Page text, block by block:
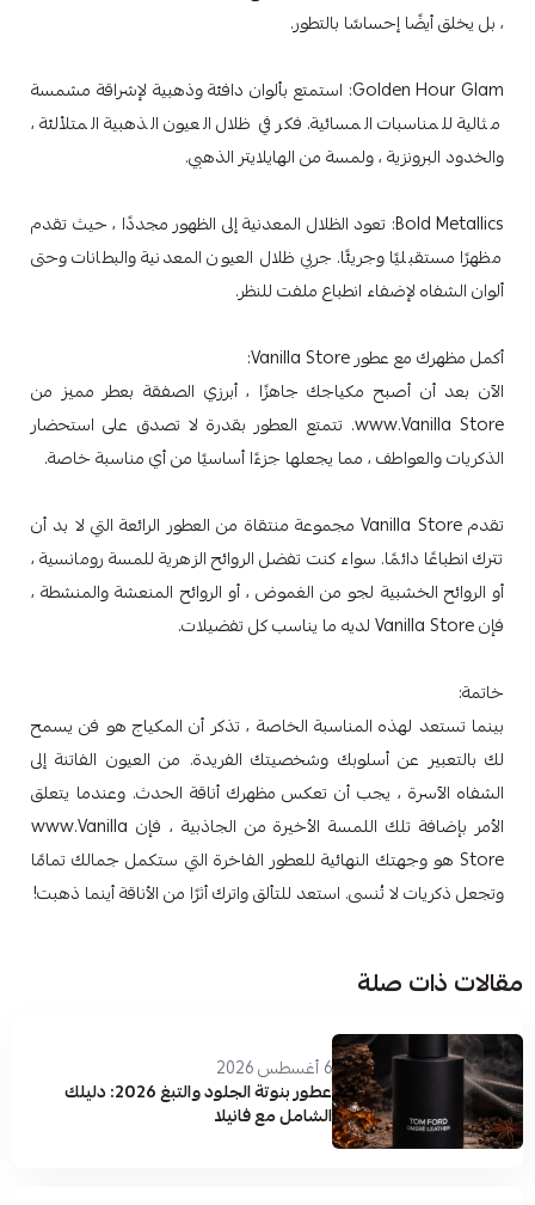
، بل يخلق أيضًا إحساسًا بالتطور.
Golden Hour Glam: استمتع بألوان دافئة وذهبية لإشراقة مشمسة
مثالية للمناسبات المسائية. فكر في ظلال العيون الذهبية المتلألئة ،
والخدود البرونزية ، ولمسة من الهايلايتر الذهبي.
Bold Metallics: تعود الظلال المعدنية إلى الظهور مجددًا ، حيث تقدم
مظهرًا مستقبليًا وجريئًا. جربي ظلال العيون المعدنية والبطانات وحتى
ألوان الشفاه لإضفاء انطباع ملفت للنظر.
أكمل مظهرك مع عطور Vanilla Store:
الآن بعد أن أصبح مكياجك جاهزًا ، أبرزي الصفقة بعطر مميز من
www.Vanilla Store. تتمتع العطور بقدرة لا تصدق على استحضار
الذكريات والعواطف ، مما يجعلها جزءًا أساسيًا من أي مناسبة خاصة.
تقدم Vanilla Store مجموعة منتقاة من العطور الرائعة التي لا بد أن
تترك انطباعًا دائمًا. سواء كنت تفضل الروائح الزهرية للمسة رومانسية ،
أو الروائح الخشبية لجو من الغموض ، أو الروائح المنعشة والمنشطة ،
فإن Vanilla Store لديه ما يناسب كل تفضيلات.
خاتمة:
بينما تستعد لهذه المناسبة الخاصة ، تذكر أن المكياج هو فن يسمح
لك بالتعبير عن أسلوبك وشخصيتك الفريدة. من العيون الفاتنة إلى
الشفاه الآسرة ، يجب أن تعكس مظهرك أناقة الحدث. وعندما يتعلق
الأمر بإضافة تلك اللمسة الأخيرة من الجاذبية ، فإن www.Vanilla
Store هو وجهتك النهائية للعطور الفاخرة التي ستكمل جمالك تمامًا
وتجعل ذكريات لا تُنسى. استعد للتألق واترك أثرًا من الأناقة أينما ذهبت!
مقالات ذات صلة
6 أغسطس 2026
عطور بنوتة الجلود والتبغ 2026: دليلك
الشامل مع فانيلا